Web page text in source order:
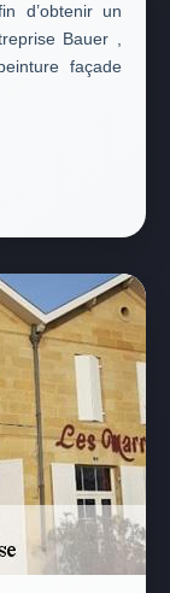
d’obtenir un
Bauer ,
façade